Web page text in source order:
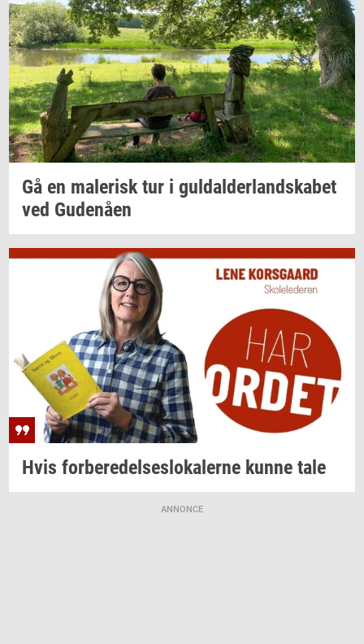
Gå en ma­le­risktur i gul­dal­der­land­ska­bet
ved Gu­denå­en
Hvis for­be­re­del­ses­lo­ka­ler­ne kunne tale
ANNONCE